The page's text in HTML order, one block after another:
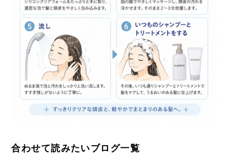
合わせて読みたいブログ一覧